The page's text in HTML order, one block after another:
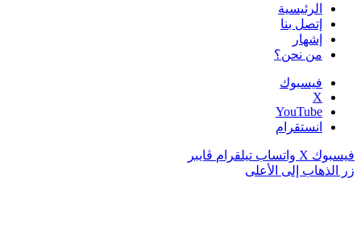
الرئيسية
إتصل بنا
إشهار
من نحن؟
فيسبوك
‫X
‫YouTube
انستقرام
فيسبوك ‫X واتساب تيلقرام ڤايبر
زر الذهاب إلى الأعلى